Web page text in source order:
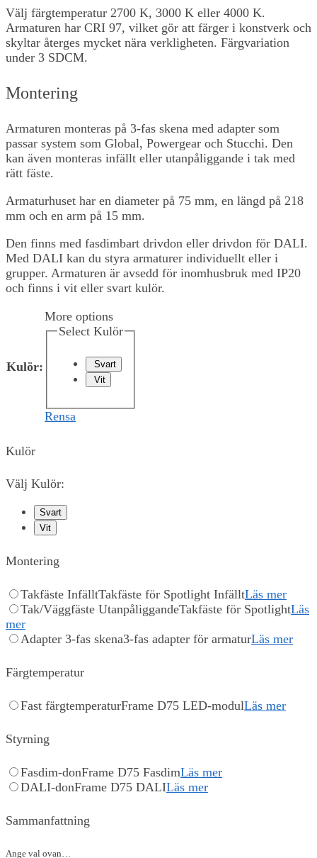
Välj färgtemperatur 2700 K, 3000 K eller 4000 K.
Armaturen har CRI 97, vilket gör att färger i konstverk och
skyltar återges mycket nära verkligheten. Färgvariation
under 3 SDCM.
Montering
Armaturen monteras på 3-fas skena med adapter som
passar system som Global, Powergear och Stucchi. Den
kan även monteras infällt eller utanpåliggande i tak med
rätt fäste.
Armaturhuset har en diameter på 75 mm, en längd på 218
mm och en arm på 15 mm.
Den finns med fasdimbart drivdon eller drivdon för DALI.
Med DALI kan du styra armaturer individuellt eller i
grupper. Armaturen är avsedd för inomhusbruk med IP20
och finns i vit eller svart kulör.
Kulör:
More options
Select Kulör
Svart
Vit
Rensa
Kulör
Välj Kulör:
Svart
Vit
Montering
Takfäste InfälltTakfäste för Spotlight InfälltLäs mer
Tak/Väggfäste UtanpåliggandeTakfäste för SpotlightLäs
mer
Adapter 3-fas skena3-fas adapter för armaturLäs mer
Färgtemperatur
Fast färgtemperaturFrame D75 LED-modulLäs mer
Styrning
Fasdim-donFrame D75 FasdimLäs mer
DALI-donFrame D75 DALILäs mer
Sammanfattning
Ange val ovan…